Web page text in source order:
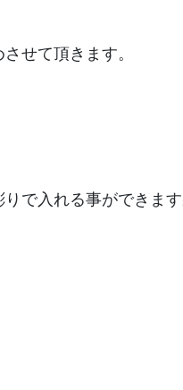
せて頂きます。
で入れる事ができま